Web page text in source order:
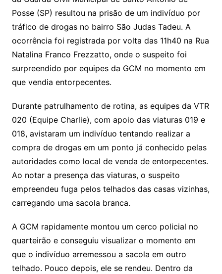
Posse (SP) resultou na prisão de um indivíduo por
tráfico de drogas no bairro São Judas Tadeu. A
ocorrência foi registrada por volta das 11h40 na Rua
Natalina Franco Frezzatto, onde o suspeito foi
surpreendido por equipes da GCM no momento em
que vendia entorpecentes.
Durante patrulhamento de rotina, as equipes da VTR
020 (Equipe Charlie), com apoio das viaturas 019 e
018, avistaram um indivíduo tentando realizar a
compra de drogas em um ponto já conhecido pelas
autoridades como local de venda de entorpecentes.
Ao notar a presença das viaturas, o suspeito
empreendeu fuga pelos telhados das casas vizinhas,
carregando uma sacola branca.
A GCM rapidamente montou um cerco policial no
quarteirão e conseguiu visualizar o momento em
que o indivíduo arremessou a sacola em outro
telhado. Pouco depois, ele se rendeu. Dentro da